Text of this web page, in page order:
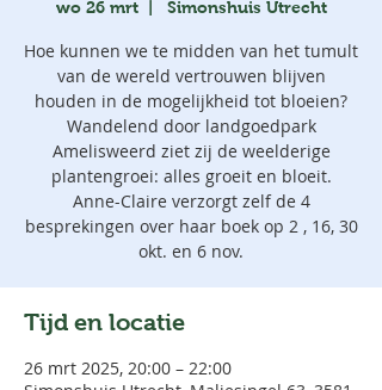
wo 26 mrt
  |
Simonshuis Utrecht
Hoe kunnen we te midden van het tumult
van de wereld vertrouwen blijven
houden in de mogelijkheid tot bloeien?
Wandelend door landgoedpark
Amelisweerd ziet zij de weelderige
plantengroei: alles groeit en bloeit.
Anne-Claire verzorgt zelf de 4
besprekingen over haar boek op 2 , 16, 30
okt. en 6 nov.
Tijd en locatie
26 mrt 2025, 20:00 – 22:00